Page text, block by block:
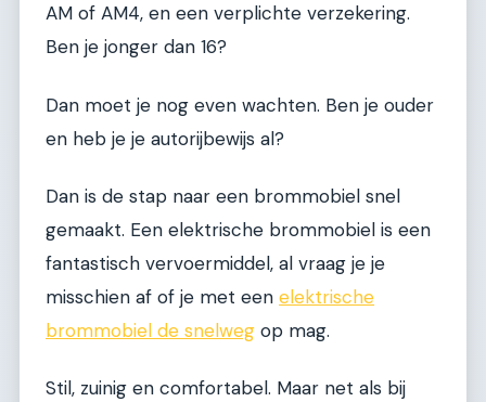
AM of AM4, en een verplichte verzekering.
Ben je jonger dan 16?
Dan moet je nog even wachten. Ben je ouder
en heb je je autorijbewijs al?
Dan is de stap naar een brommobiel snel
gemaakt. Een elektrische brommobiel is een
fantastisch vervoermiddel, al vraag je je
misschien af of je met een elektrische
brommobiel de snelweg op mag.
Stil, zuinig en comfortabel. Maar net als bij